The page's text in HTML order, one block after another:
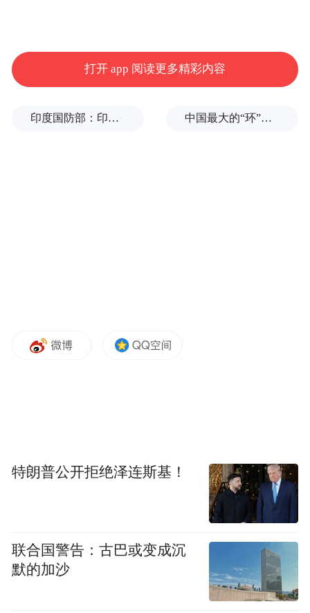
充庖厨；造屋庐，改善居室；制嫁娶，以俪
繁滋草木；钻木取火，冶金成器；制琴瑟，
通玄。”
明，沿渭水到黄河流域，与其他民族相融
合，形成了以炎黄部落为核心，以伏羲文化
为本体的华夏民族。因为伏羲人面蛇身而崇
奉的蛇图腾，也由黄土高原蔓延到中原大
地，演变成为龙图腾，成为中华民族的象
征。伏羲因此成了全世界华人的始祖。
打开 app 阅读更多精彩内容
印度国防部：印度成功试射“烈火-4”中程弹道导弹，可携带常规弹头和核弹头 中国最大的“环”，要来了
特朗普公开拒绝泽连斯基！
联合国警告：古巴或变成沉
默的加沙